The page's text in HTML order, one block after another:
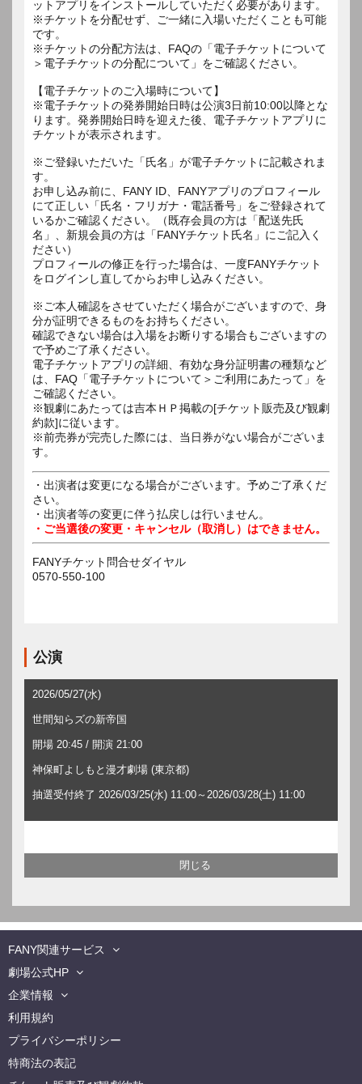
ットアプリをインストールしていただく必要があります。
※チケットを分配せず、ご一緒に入場いただくことも可能
です。
※チケットの分配方法は、FAQの「電子チケットについて
＞電子チケットの分配について」をご確認ください。
【電子チケットのご入場時について】
※電子チケットの発券開始日時は公演3日前10:00以降とな
ります。発券開始日時を迎えた後、電子チケットアプリに
チケットが表示されます。
※ご登録いただいた「氏名」が電子チケットに記載されま
す。
お申し込み前に、FANY ID、FANYアプリのプロフィール
にて正しい「氏名・フリガナ・電話番号」をご登録されて
いるかご確認ください。（既存会員の方は「配送先氏
名」、新規会員の方は「FANYチケット氏名」にご記入く
ださい）
プロフィールの修正を行った場合は、一度FANYチケット
をログインし直してからお申し込みください。
※ご本人確認をさせていただく場合がございますので、身
分が証明できるものをお持ちください。
確認できない場合は入場をお断りする場合もございますの
で予めご了承ください。
電子チケットアプリの詳細、有効な身分証明書の種類など
は、FAQ「電子チケットについて＞ご利用にあたって」を
ご確認ください。
※観劇にあたっては吉本ＨＰ掲載の[チケット販売及び観劇
約款]に従います。
※前売券が完売した際には、当日券がない場合がございま
す。
・出演者は変更になる場合がございます。予めご了承くだ
さい。
・出演者等の変更に伴う払戻しは行いません。
・ご当選後の変更・キャンセル（取消し）はできません。
FANYチケット問合せダイヤル
0570-550-100
公演
2026/05/27(水)
世間知らズの新帝国
開場 20:45 / 開演 21:00
神保町よしもと漫才劇場 (東京都)
抽選受付終了 2026/03/25(水) 11:00～2026/03/28(土) 11:00
FANY関連サービス
劇場公式HP
企業情報
利用規約
プライバシーポリシー
特商法の表記